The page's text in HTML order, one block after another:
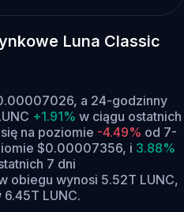
Luna Classic
a 24-godzinny
+1.91% w ciągu ostatnich
na poziomie -4.49% od 7-
$0.00007356, i 3.88%
7 dni
obiegu wynosi 5.52T LUNC,
LUNC.